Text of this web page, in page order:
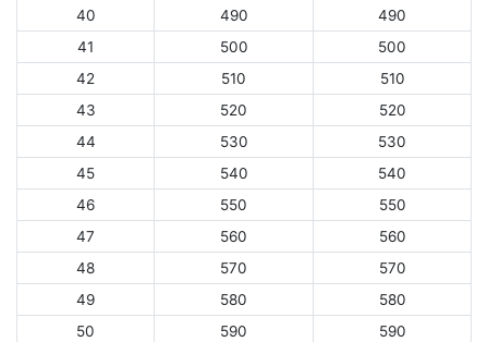
40
490
490
41
500
500
42
510
510
43
520
520
44
530
530
45
540
540
46
550
550
47
560
560
48
570
570
49
580
580
50
590 590